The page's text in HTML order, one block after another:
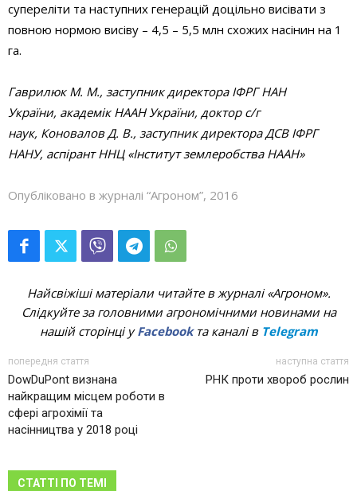
супереліти та наступних генерацій доцільно висівати з
повною нормою висіву – 4,5 – 5,5 млн схожих насінин на 1
га.
Гаврилюк М. М., заступник директора ІФРГ НАН
України, академік НААН України, доктор с/г
наук, Коновалов Д. В., заступник директора ДСВ ІФРГ
НАНУ, аспірант ННЦ «Інститут землеробства НААН»
Опубліковано в журналі “Агроном”, 2016
Найсвіжіші матеріали читайте в журналі «Агроном».
Слідкуйте за головними агрономічними новинами на
нашій сторінці уFacebookта каналі в Telegram
попередня стаття
DowDuPont визнана
найкращим місцем роботи в
сфері агрохімії та
насінництва у 2018 році
наступна стаття
РНК проти хвороб рослин
СТАТТІ ПО ТЕМІ